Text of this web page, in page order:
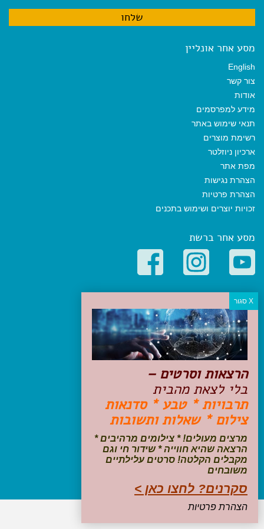
מסע אחר אונליין
English
צור קשר
אודות
מידע למפרסמים
תנאי שימוש באתר
רשימת מוצרים
ארכיון ניוזלטר
מפת אתר
הצהרת נגישות
הצהרת פרטיות
זכויות יוצרים ושימוש בתכנים
מסע אחר ברשת
קטגוריות פופולריות
יעדים
טיולים בישראל
מלונות בוטיק בישראל
טיפים והמלצות
הכנות לנסיעה
טיולי ג'יפים
טיולים עם ילדים
שייט, הפלגות, קרוזים
עקבו אחרינו בפייסבוק
הרצאות וסרטים –
בלי לצאת מהבית
תרבויות * טבע * סדנאות
צילום * שאלות ותשובות
מרצים מעולים! * צילומים מרהיבים *
הרצאה שהיא חווייה * שידור חי וגם
מקבלים הקלטה! סרטים עלילתיים
משובחים
סקרנים? לחצו כאן >
הצהרת פרטיות